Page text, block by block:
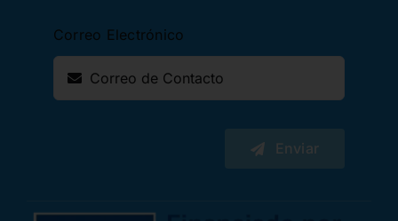
Correo Electrónico
Enviar